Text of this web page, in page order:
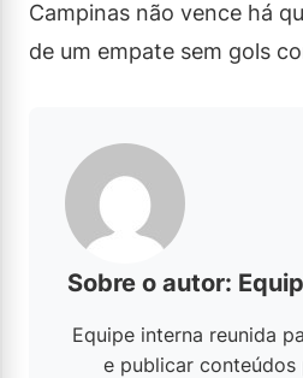
Campinas não vence há
de um empate sem gols
Sobre o autor:
Equipe interna reunida
e publicar conteúdos